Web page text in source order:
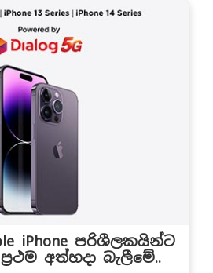
iPhone පරිශීලකයින්ට
අත්හදා බැලීමේ..